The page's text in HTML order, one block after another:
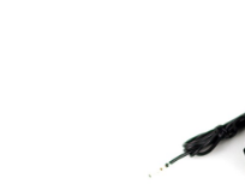
Installation Service